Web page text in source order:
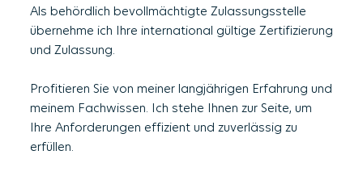
Als behördlich bevollmächtigte Zulassungsstelle
übernehme ich Ihre international gültige Zertifizierung
und Zulassung.
Profitieren Sie von meiner langjährigen Erfahrung und
meinem Fachwissen. Ich stehe Ihnen zur Seite, um
Ihre Anforderungen effizient und zuverlässig zu
erfüllen.